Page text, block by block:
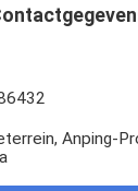
Anping-